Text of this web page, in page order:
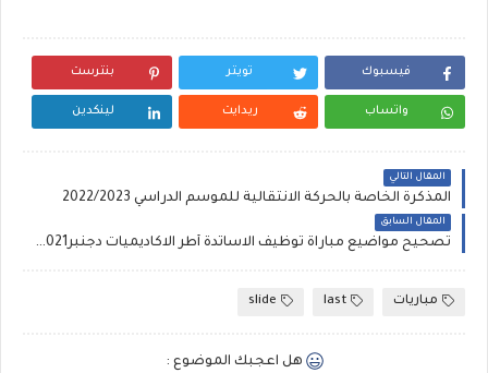
فيسبوك تويتر بنترست
واتساب ريدايت لينكدين
المقال التالي
المذكرة الخاصة بالحركة الانتقالية للموسم الدراسي 2022/2023
المقال السابق
تصحيح مواضيع مباراة توظيف الاساتدة أطر الاكاديميات دجنبر2021 السلك الابتدائي
مباريات last
slide
هل اعجبك الموضوع :